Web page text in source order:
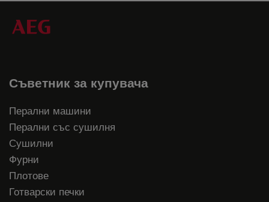
Съветник за купувача
Перални машини
Перални със сушилня
Сушилни
Фурни
Плотове
Готварски печки